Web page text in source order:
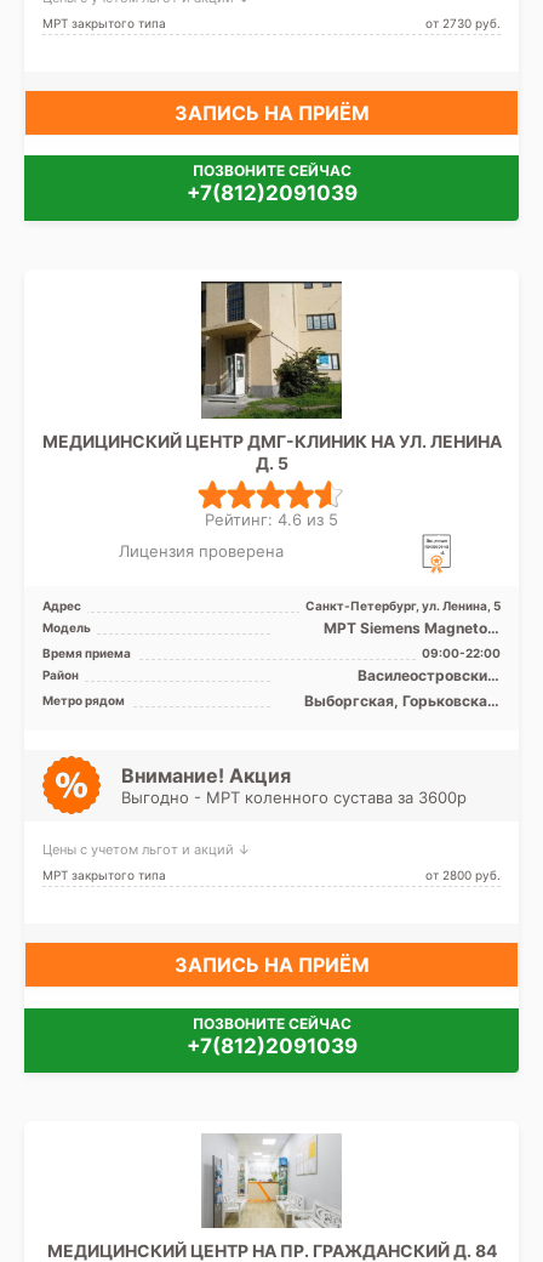
МРТ закрытого типа от 2730 pуб.
ЗАПИСЬ НА ПРИЁМ
ПОЗВОНИТЕ СЕЙЧАС
+7(812)2091039
МЕДИЦИНСКИЙ ЦЕНТР ДМГ-КЛИНИК НА УЛ. ЛЕНИНА
Д. 5
Рейтинг: 4.6 из 5
Лицензия проверена
Адрес
Санкт-Петербург, ул. Ленина, 5
Модель
МРТ Siemens Magnetom
Symphony 1,5T закрытый тип
Время приема
09:00-22:00
Район
Василеостровский,
Петроградский, Приморский,
Центральный
Метро рядом
Выборгская, Горьковская,
Внимание! Акция
Выгодно - МРТ коленного сустава за 3600р
Цены с учетом льгот и акций ↓
МРТ закрытого типа от 2800 pуб.
ЗАПИСЬ НА ПРИЁМ
ПОЗВОНИТЕ СЕЙЧАС
+7(812)2091039
МЕДИЦИНСКИЙ ЦЕНТР НА ПР. ГРАЖДАНСКИЙ Д. 84